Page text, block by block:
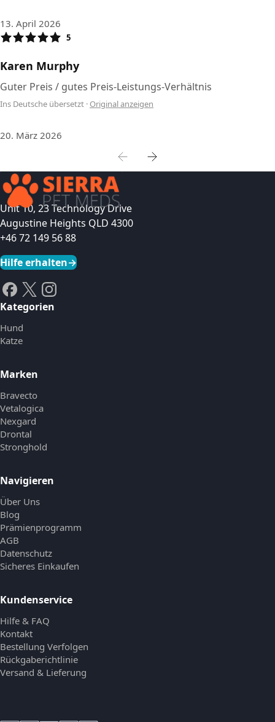
13. April 2026
5
Karen Murphy
Guter Preis / gutes Preis-Leistungs-Verhältnis
Ins Deutsche übersetzt · Original anzeigen
20. März 2026
Unit 10, 23 Technology Drive
Augustine Heights QLD 4300
+46 72 149 56 88
Hilfe erhalten→
Kategorien
Hund
Katze
Marken
Bravecto
Vetalogica
Nexgard
Drontal
Stronghold
Navigieren
Über Uns
Blog
Prämienprogramm
AGB
Datenschutz
Sicheres Einkaufen
Kundenservice
Hilfe & FAQ
Kontakt
Bestellung Verfolgen
Rückgaberichtlinie
Versand & Lieferung